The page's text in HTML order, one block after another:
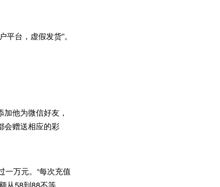
台，虚假发货”。
他为微信好友，
会赠送相应的彩
万元。“每次充值